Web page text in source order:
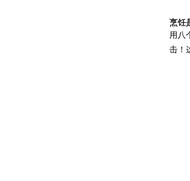
烹饪
用八
击！